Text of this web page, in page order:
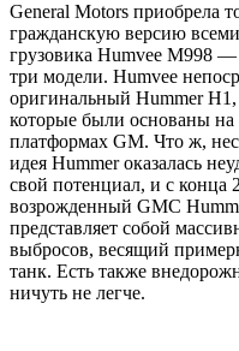
General Motors приобрела
гражданскую версию
грузовика Humvee M998 —
три модели. Humvee
оригинальный Hummer
которые были основаны
платформах GM. Что ж,
идея Hummer оказалась
свой потенциал, и с конца
возрожденный GMC
представляет собой
выбросов, весящий
танк. Есть также
ничуть не легче.